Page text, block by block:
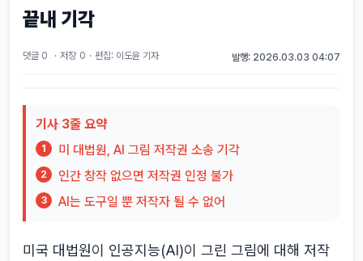
끝내 기각
댓글 0 · 저장 0 · 편집: 이도윤 기자 발행: 2026.03.03 04:07
기사 3줄 요약
1 미 대법원, AI 그림 저작권 소송 기각
2 인간 창작 없으면 저작권 인정 불가
3 AI는 도구일 뿐 저작자 될 수 없어
미국 대법원이 인공지능(AI)이 그린 그림에 대해 저작